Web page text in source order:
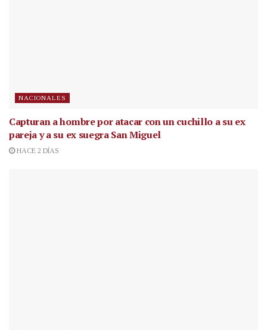
NACIONALES
Capturan a hombre por atacar con un cuchillo a su ex
pareja y a su ex suegra San Miguel
HACE 2 DÍAS